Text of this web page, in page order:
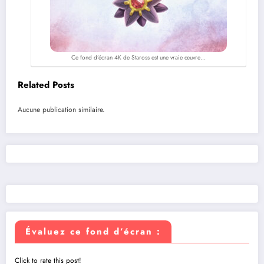
Ce fond d’écran 4K de Staross est une vraie œuvre…
Related Posts
Aucune publication similaire.
Évaluez ce fond d’écran :
Click to rate this post!